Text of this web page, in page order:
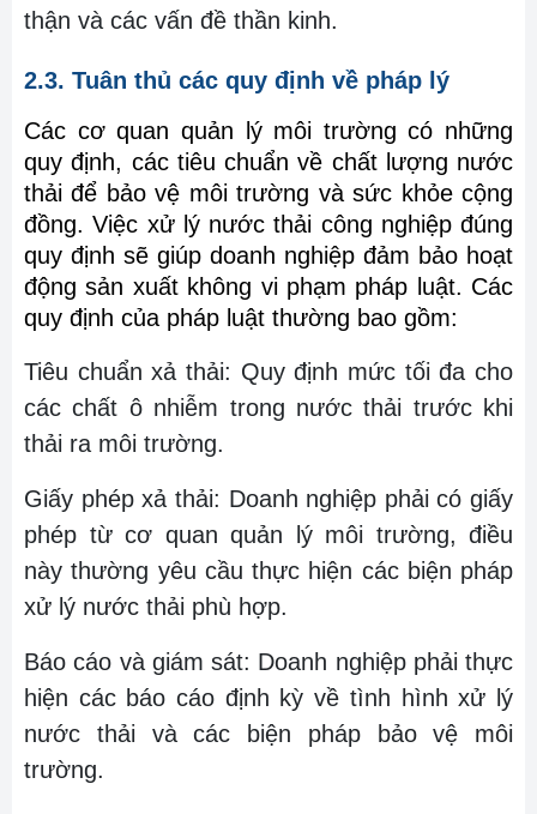
thận và các vấn đề thần kinh.
2.3. Tuân thủ các quy định về pháp lý
Các cơ quan quản lý môi trường có những
quy định, các tiêu chuẩn về chất lượng nước
thải để bảo vệ môi trường và sức khỏe cộng
đồng. Việc xử lý nước thải công nghiệp đúng
quy định sẽ giúp doanh nghiệp đảm bảo hoạt
động sản xuất không vi phạm pháp luật. Các
quy định của pháp luật thường bao gồm:
Tiêu chuẩn xả thải: Quy định mức tối đa cho
các chất ô nhiễm trong nước thải trước khi
thải ra môi trường.
Giấy phép xả thải: Doanh nghiệp phải có giấy
phép từ cơ quan quản lý môi trường, điều
này thường yêu cầu thực hiện các biện pháp
xử lý nước thải phù hợp.
Báo cáo và giám sát: Doanh nghiệp phải thực
hiện các báo cáo định kỳ về tình hình xử lý
nước thải và các biện pháp bảo vệ môi
trường.